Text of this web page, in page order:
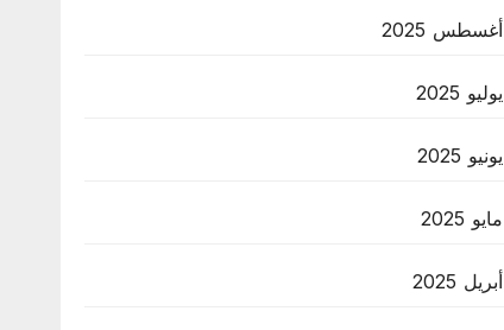
أغسطس 2025
يوليو 2025
يونيو 2025
مايو 2025
أبريل 2025